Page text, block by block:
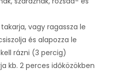
vagy ragassza le
és alapozza le
rázni (3 percig)
kb. 2 perces időközökben